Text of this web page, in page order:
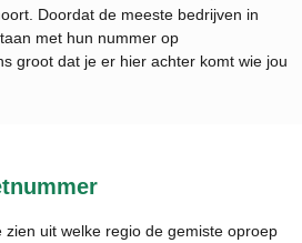
Doordat de meeste bedrijven in
met hun nummer op
groot dat je er hier achter komt wie jou
uit welke regio de gemiste oproep